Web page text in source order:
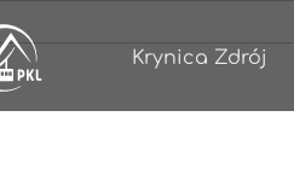
Krynica Zdrój